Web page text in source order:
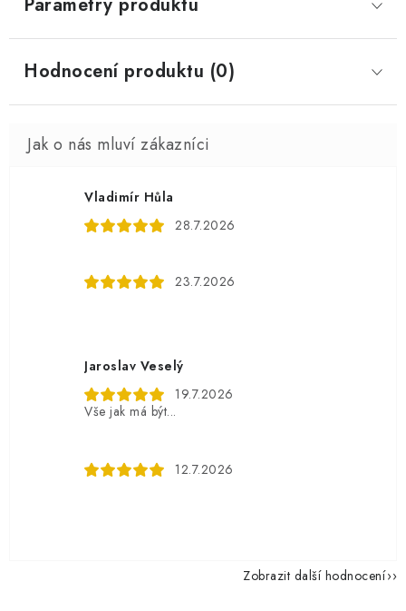
Hodnocení produktu (0)
Vladimír Hůla
28.7.2026
23.7.2026
Jaroslav Veselý
19.7.2026
Vše jak má být...
12.7.2026
Zobrazit další hodnocení